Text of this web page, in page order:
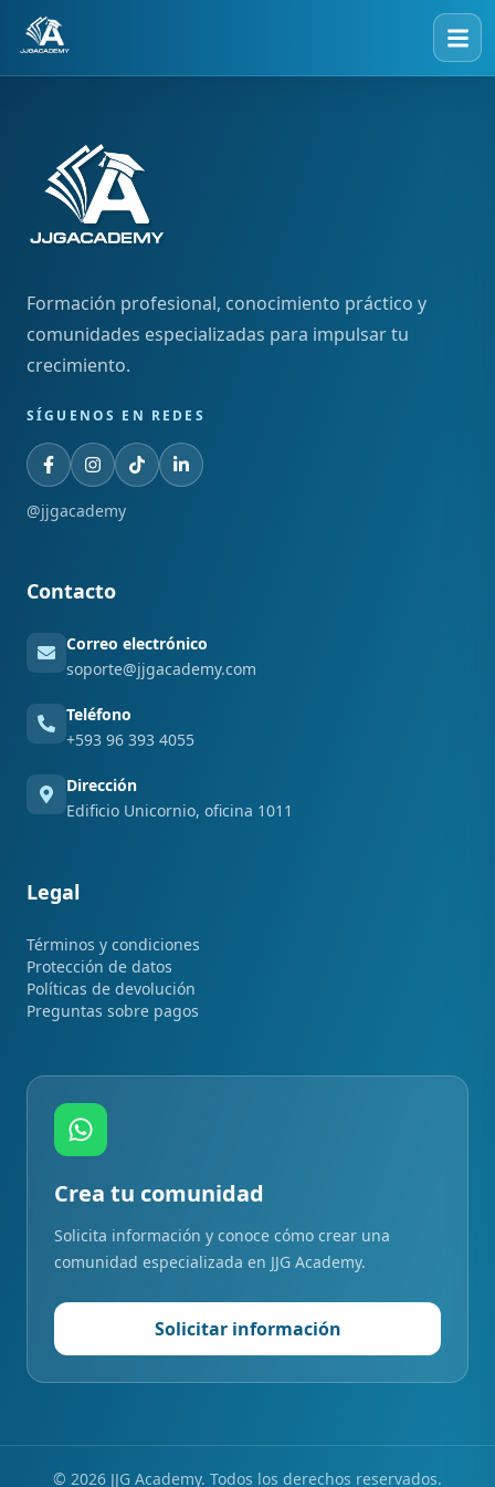
Formación profesional, conocimiento práctico y
comunidades especializadas para impulsar tu
crecimiento.
SÍGUENOS EN REDES
@jjgacademy
Contacto
Correo electrónico
soporte@jjgacademy.com
Teléfono
+593 96 393 4055
Dirección
Edificio Unicornio, oficina 1011
Legal
Términos y condiciones
Protección de datos
Políticas de devolución
Preguntas sobre pagos
Crea tu comunidad
Solicita información y conoce cómo crear una
comunidad especializada en JJG Academy.
Solicitar información
© 2026 JJG Academy. Todos los derechos reservados.